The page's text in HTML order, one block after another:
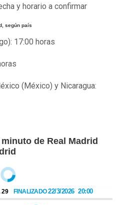
y horario a confirmar
según país
17:00 horas
(México) y Nicaragua:
de Real Madrid